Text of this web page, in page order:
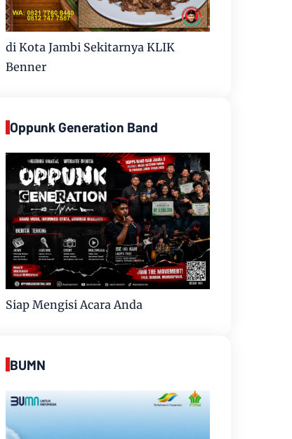
di Kota Jambi Sekitarnya KLIK
Benner
Oppunk Generation Band
Siap Mengisi Acara Anda
BUMN